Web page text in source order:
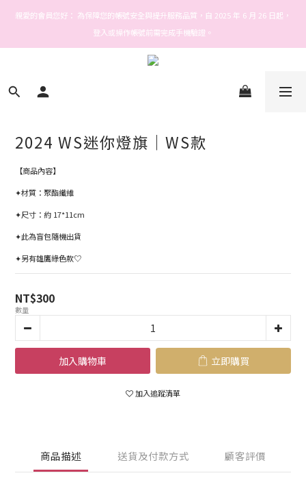
Welcome! Stars house
親愛的會員您好： 為保障您的帳號安全與提升服務品質，自 2025 年 6 月 26 日起，
登入或操作帳號前需完成手機驗證。
2024 WS迷你燈旗｜WS款
【商品內容】
✦材質：聚酯纖維
✦尺寸：約 17*11cm
✦此為盲包隨機出貨
✦另有雄鷹綠色款♡
NT$300
數量
加入購物車 立即購買
加入追蹤清單
商品描述 送貨及付款方式 顧客評價